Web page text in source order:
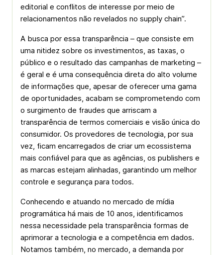
editorial e conflitos de interesse por meio de
relacionamentos não revelados no supply chain”.
A busca por essa transparência – que consiste em
uma nitidez sobre os investimentos, as taxas, o
público e o resultado das campanhas de marketing –
é geral e é uma consequência direta do alto volume
de informações que, apesar de oferecer uma gama
de oportunidades, acabam se comprometendo com
o surgimento de fraudes que arriscam a
transparência de termos comerciais e visão única do
consumidor. Os provedores de tecnologia, por sua
vez, ficam encarregados de criar um ecossistema
mais confiável para que as agências, os publishers e
as marcas estejam alinhadas, garantindo um melhor
controle e segurança para todos.
Conhecendo e atuando no mercado de mídia
programática há mais de 10 anos, identificamos
nessa necessidade pela transparência formas de
aprimorar a tecnologia e a competência em dados.
Notamos também, no mercado, a demanda por